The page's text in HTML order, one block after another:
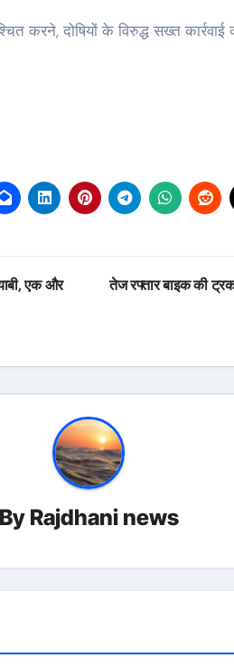
करने, दोषियों के विरुद्ध सख्त
एक और
तेज रफ्तार बाइक की
By Rajdhani news